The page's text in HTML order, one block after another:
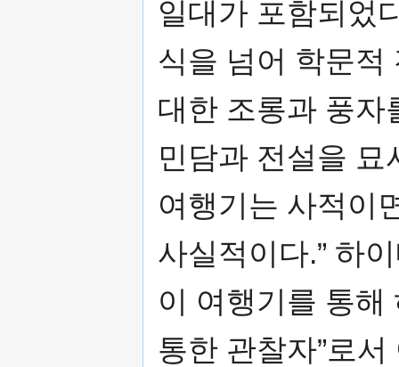
일대가 포함되었
식을 넘어 학문적
대한 조롱과 풍자
민담과 전설을 묘
여행기는 사적이
사실적이다.” 하
이 여행기를 통해
통한 관찰자”로